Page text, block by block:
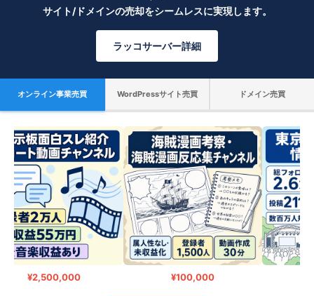
サイト/ドメインの売却をシームレスに実現します。
ラッコサーバー詳細
オンライン事業売買 WordPressサイト売買 ドメイン売買
¥2,500,000 ¥100,000